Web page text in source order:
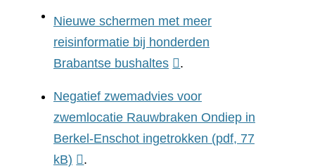
een
andere
website)
Nieuwe schermen met meer
reisinformatie bij honderden
Brabantse bushaltes(verwijst
een
andere
website)
.
Negatief zwemadvies voor
zwemlocatie Rauwbraken Ondiep in
Berkel-Enschot ingetrokken (pdf, 77
kB)
.